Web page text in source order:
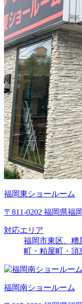
福岡東ショールーム
〒811-0202 福岡県福
対応エリア
福岡市東区、糟
町・粕屋町・須
福岡南ショールーム